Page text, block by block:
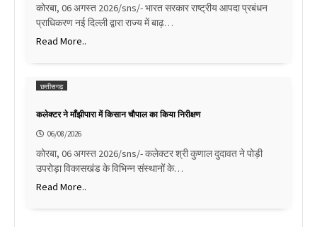
कोरबा, 06 अगस्त 2026/sns/- भारत सरकार राष्ट्रीय आपदा प्रबंधन
प्राधिकरण नई दिल्ली द्वारा राज्य में बाढ़…
Read More..
छत्तीसगढ़
कलेक्टर ने माँझीपारा में किसान चौपाल का किया निरीक्षण
06/08/2026
कोरबा, 06 अगस्त 2026/sns/- कलेक्टर श्री कुणाल दुदावत ने पोड़ी
उपरोड़ा विकासखंड के विभिन्न संस्थानों के…
Read More..